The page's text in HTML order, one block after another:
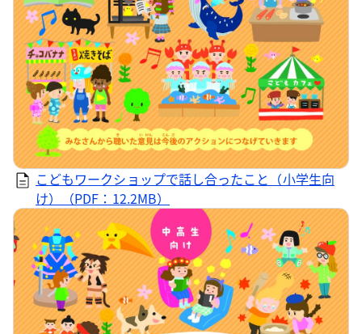
こどもワークショップで話し合ったこと（小学生向
け）（PDF：12.2MB）